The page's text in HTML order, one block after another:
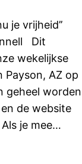
je vrijheid’’
Dit
wekelijkse
Payson, AZ op
geheel worden
de website
je mee…